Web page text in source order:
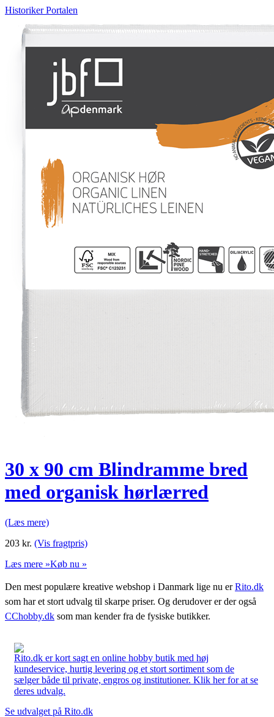
Historiker Portalen
30 x 90 cm Blindramme bred
med organisk hørlærred
(Læs mere)
203 kr. (Vis fragtpris)
Læs mere »Køb nu »
Den mest populære kreative webshop i Danmark lige nu erRito.dk
som har et stort udvalg til skarpe priser. Og derudover er der også
CChobby.dk som man kender fra de fysiske butikker.
Rito.dk er kort sagt en online hobby butik med høj
kundeservice, hurtig levering og et stort sortiment som de
sælger både til private, engros og institutioner. Klik her for at se
deres udvalg.
Se udvalget på Rito.dk